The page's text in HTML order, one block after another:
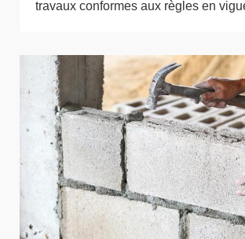
travaux conformes aux règles en